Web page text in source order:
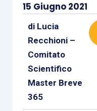
15 Giugno 2021
di Lucia
Recchioni –
Comitato
Scientifico
Master Breve
365